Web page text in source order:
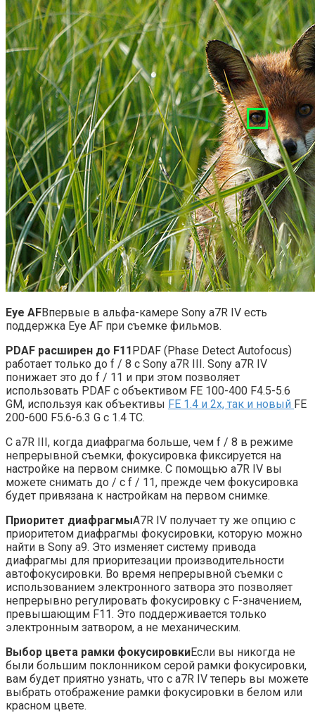
Eye AFВпервые в альфа-камере Sony a7R IV есть
поддержка Eye AF при съемке фильмов.
PDAF расширен до F11PDAF (Phase Detect Autofocus)
работает только до f / 8 с Sony a7R III. Sony a7R IV
понижает это до f / 11 и при этом позволяет
использовать PDAF с объективом FE 100-400 F4.5-5.6
GM, используя как объективы FE 1.4 и 2x, так и новый FE
200-600 F5.6-6.3 G с 1.4 TC.
С a7R III, когда диафрагма больше, чем f / 8 в режиме
непрерывной съемки, фокусировка фиксируется на
настройке на первом снимке. С помощью a7R IV вы
можете снимать до / с f / 11, прежде чем фокусировка
будет привязана к настройкам на первом снимке.
Приоритет диафрагмыA7R IV получает ту же опцию с
приоритетом диафрагмы фокусировки, которую можно
найти в Sony a9. Это изменяет систему привода
диафрагмы для приоритезации производительности
автофокусировки. Во время непрерывной съемки с
использованием электронного затвора это позволяет
непрерывно регулировать фокусировку с F-значением,
превышающим F11. Это поддерживается только
электронным затвором, а не механическим.
Выбор цвета рамки фокусировкиЕсли вы никогда не
были большим поклонником серой рамки фокусировки,
вам будет приятно узнать, что с a7R IV теперь вы можете
выбрать отображение рамки фокусировки в белом или
красном цвете.